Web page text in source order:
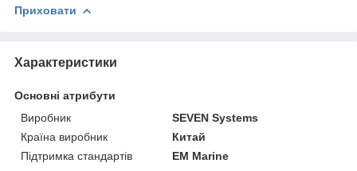
Приховати
Характеристики
Основні атрибути
Виробник
SEVEN Systems
Країна виробник
Китай
Підтримка стандартів
EM Marine